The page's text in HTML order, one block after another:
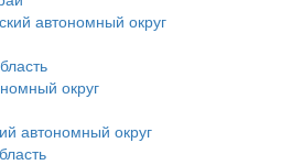
автономный округ
округ
автономный округ